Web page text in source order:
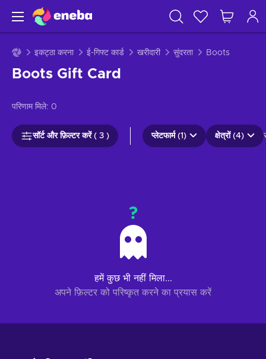
इकट्ठा करना ई-गिफ्ट कार्ड खरीदारी सुंदरता Boots
Boots Gift Card
परिणाम मिले: 0
सॉर्ट और फ़िल्टर करें ( 3 ) प्लेटफार्म (1) क्षेत्रों (4)
?
हमें कुछ भी नहीं मिला...
अपने फ़िल्टर को परिष्कृत करने का प्रयास करें